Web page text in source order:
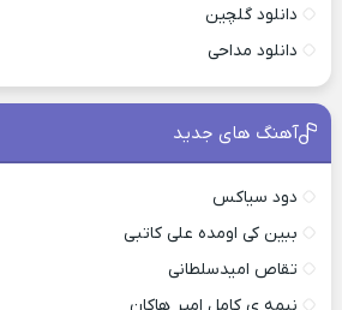
دانلود گلچین
دانلود مداحی
آهنگ های جدید
دود سیاکس
ببین کی اومده علی کاتبی
تقاص امیدسلطانی
نیمه ی کامل امیر هاکان